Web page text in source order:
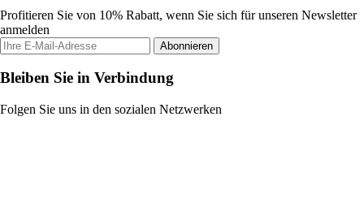
Profitieren Sie von 10% Rabatt, wenn Sie sich für unseren Newsletter
anmelden
Abonnieren
Bleiben Sie in Verbindung
Folgen Sie uns in den sozialen Netzwerken